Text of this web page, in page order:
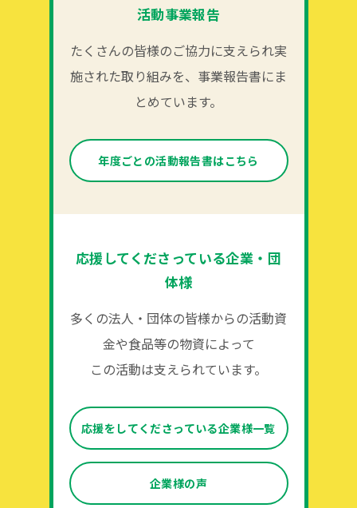
活動事業報告
たくさんの皆様のご協力に支えられ実
施された取り組みを、事業報告書にま
とめています。
年度ごとの活動報告書はこちら
応援してくださっている企業・団
体様
多くの法人・団体の皆様からの活動資
金や食品等の物資によって
この活動は支えられています。
応援をしてくださっている企業様一覧
企業様の声